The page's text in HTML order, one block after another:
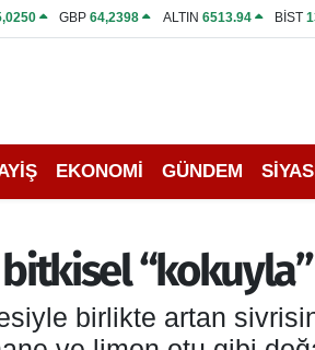
GBP64,2398 ALTIN 6513.94 BİST
EKONOMİ GÜNDEM
birlikte artan